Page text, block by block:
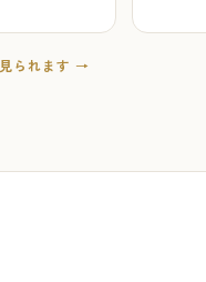
られます →